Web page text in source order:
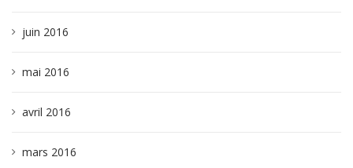
juin 2016
mai 2016
avril 2016
mars 2016